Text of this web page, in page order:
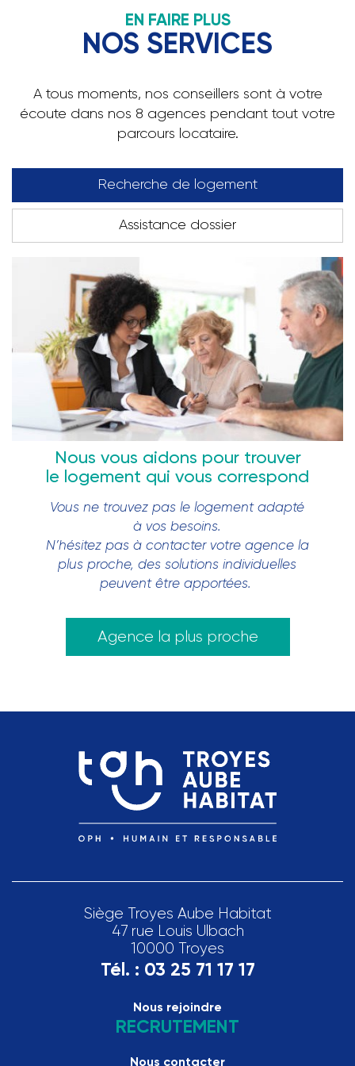
EN FAIRE PLUS
NOS SERVICES
A tous moments, nos conseillers sont à votre
écoute dans nos 8 agences pendant tout votre
parcours locataire.
Recherche de logement
Assistance dossier
Nous vous aidons pour trouver
le logement qui vous correspond
Vous ne trouvez pas le logement adapté
à vos besoins.
N’hésitez pas à contacter votre agence la
plus proche, des solutions individuelles
peuvent être apportées.
Agence la plus proche
Siège Troyes Aube Habitat
47 rue Louis Ulbach
10000 Troyes
Tél. : 03 25 71 17 17
Nous rejoindre
RECRUTEMENT
Nous contacter